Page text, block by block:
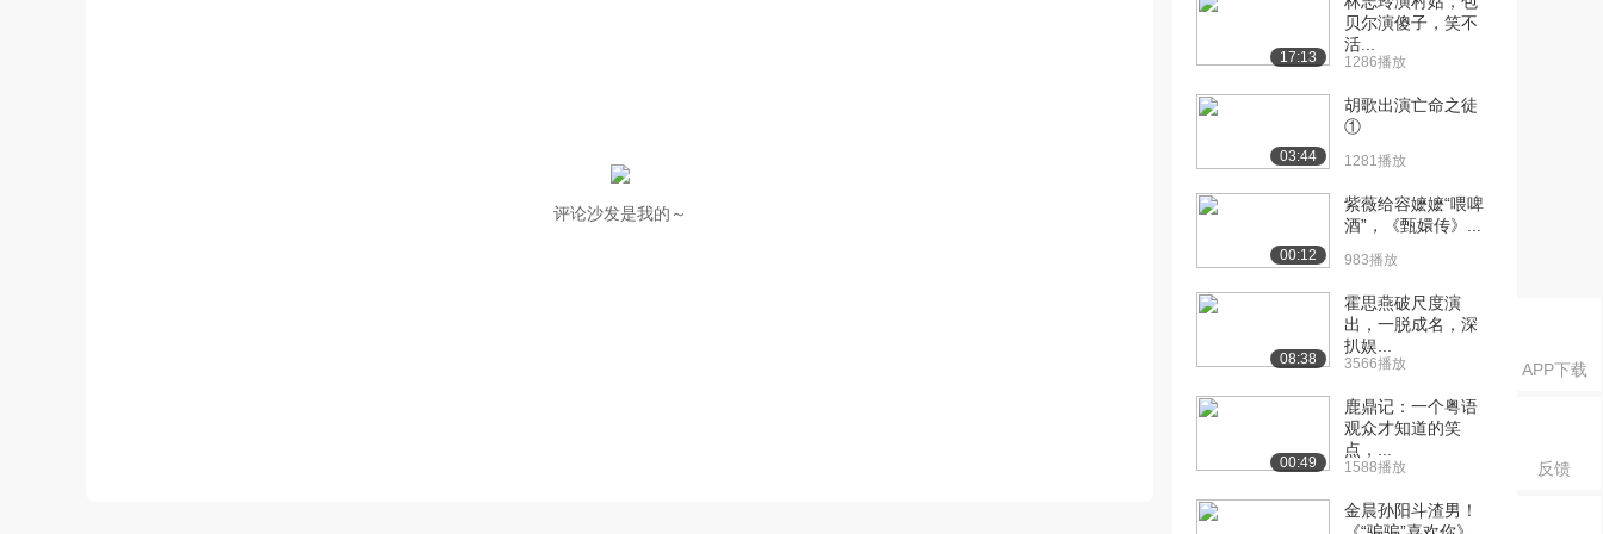
APP下载
反馈
评论沙发是我的～
17:13
贝尔演傻子，笑不
活...
1286播放
03:44
胡歌出演亡命之徒
①
1281播放
00:12
紫薇给容嬷嬷“喂啤
酒”，《甄嬛传》...
983播放
08:38
霍思燕破尺度演
出，一脱成名，深
扒娱...
3566播放
00:49
鹿鼎记：一个粤语
观众才知道的笑
点，...
1588播放
金晨孙阳斗渣男！